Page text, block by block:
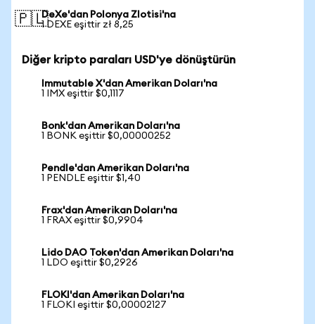
🇵🇱DeXe'dan Polonya Zlotisi'na
1 DEXE eşittir zł 8,25
Diğer kripto paraları USD'ye dönüştürün
Immutable X'dan Amerikan Doları'na
1 IMX eşittir $0,1117
Bonk'dan Amerikan Doları'na
1 BONK eşittir $0,00000252
Pendle'dan Amerikan Doları'na
1 PENDLE eşittir $1,40
Frax'dan Amerikan Doları'na
1 FRAX eşittir $0,9904
Lido DAO Token'dan Amerikan Doları'na
1 LDO eşittir $0,2926
FLOKI'dan Amerikan Doları'na
1 FLOKI eşittir $0,00002127